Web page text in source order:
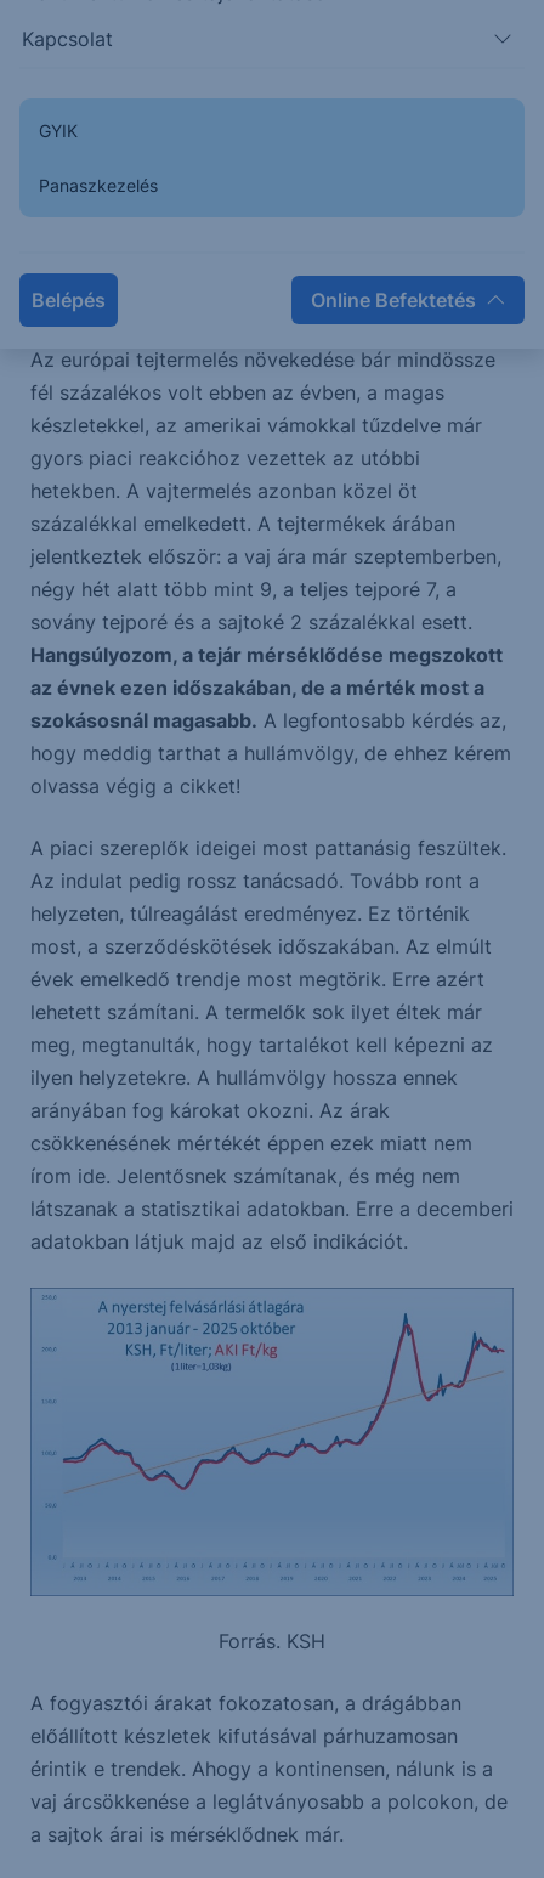
Kapcsolat
GYIK
Panaszkezelés
Belépés Online Befektetés
Forrás: clal.it
Az európai tejtermelés növekedése bár mindössze
fél százalékos volt ebben az évben, a magas
készletekkel, az amerikai vámokkal tűzdelve már
gyors piaci reakcióhoz vezettek az utóbbi
hetekben. A vajtermelés azonban közel öt
százalékkal emelkedett. A tejtermékek árában
jelentkeztek először: a vaj ára már szeptemberben,
négy hét alatt több mint 9, a teljes tejporé 7, a
sovány tejporé és a sajtoké 2 százalékkal esett.
Hangsúlyozom, a tejár mérséklődése megszokott
az évnek ezen időszakában, de a mérték most a
szokásosnál magasabb. A legfontosabb kérdés az,
hogy meddig tarthat a hullámvölgy, de ehhez kérem
olvassa végig a cikket!
A piaci szereplők ideigei most pattanásig feszültek.
Az indulat pedig rossz tanácsadó. Tovább ront a
helyzeten, túlreagálást eredményez. Ez történik
most, a szerződéskötések időszakában. Az elmúlt
évek emelkedő trendje most megtörik. Erre azért
lehetett számítani. A termelők sok ilyet éltek már
meg, megtanulták, hogy tartalékot kell képezni az
ilyen helyzetekre. A hullámvölgy hossza ennek
arányában fog károkat okozni. Az árak
csökkenésének mértékét éppen ezek miatt nem
írom ide. Jelentősnek számítanak, és még nem
látszanak a statisztikai adatokban. Erre a decemberi
adatokban látjuk majd az első indikációt.
Forrás. KSH
A fogyasztói árakat fokozatosan, a drágábban
előállított készletek kifutásával párhuzamosan
érintik e trendek. Ahogy a kontinensen, nálunk is a
vaj árcsökkenése a leglátványosabb a polcokon, de
a sajtok árai is mérséklődnek már.